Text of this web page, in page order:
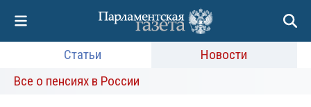
Статьи
Новости
Все о пенсиях в России